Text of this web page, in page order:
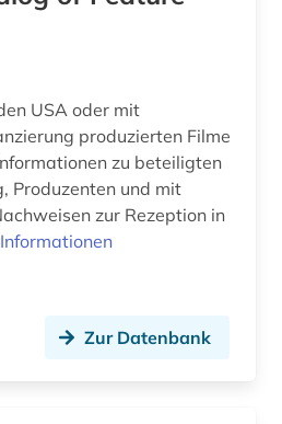
USA oder mit
produzierten Filme
zu beteiligten
Produzenten und mit
zur Rezeption in
Zur Datenbank